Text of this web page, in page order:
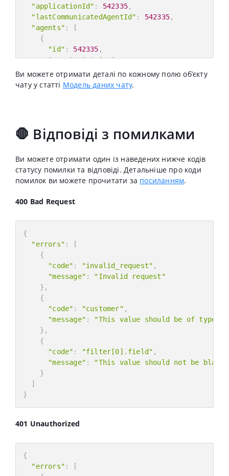
"applicationId" : 542335,
"lastCommunicatedAgentId" : 542335,
"agents" :
[
{
"id" : 542335 ,
"name": "string",
"string"
"role"
"name": "string",
"userId": "string"
},
"assignee": {
"name": "string"
"role": "string"
"department"
"id"
"name":
"string"
Ви можете отримати деталі по кожному полю обʼєкту
чату у статті Модель даних чату.
🛑 Відповіді з помилками
Ви можете отримати один із наведених нижче кодів
статусу помилки та відповіді. Детальніше про коди
помилок ви можете прочитати за посиланням.
400 Bad Request
{
"errors" :
[
{
"code" : "invalid_request" ,
"message" :
"Invalid request"
} ,
{
"code" : "customer" ,
"message" :
"This value should be of type
} ,
{
"code" : "filter[0].field" ,
"message" :
"This value should not be
}
]
}
401 Unauthorized
{
"errors" :
[